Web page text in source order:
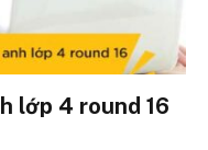
lớp 4 round 16